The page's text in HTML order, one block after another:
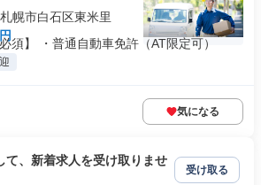
幌市白石区東米里
須】 ・普通自動車免許（AT限定可）
気になる
て、新着求人を受け取りませ
受け取る